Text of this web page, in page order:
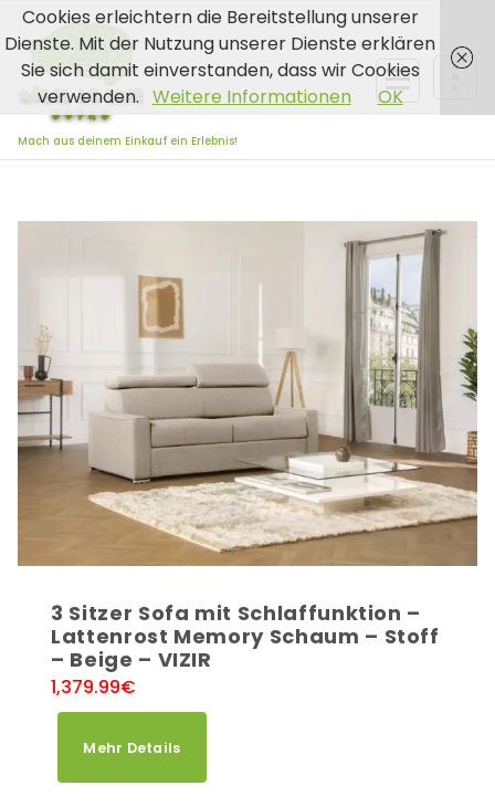
Zum
Inhalt
springen
Mach aus deinem Einkauf ein Erlebnis!
3 Sitzer Sofa mit Schlaffunktion –
Lattenrost Memory Schaum – Stoff
– Beige – VIZIR
1,379.99€
Mehr Details
Cookies erleichtern die Bereitstellung unserer
Dienste. Mit der Nutzung unserer Dienste erklären
Sie sich damit einverstanden, dass wir Cookies
verwenden. Weitere Informationen OK